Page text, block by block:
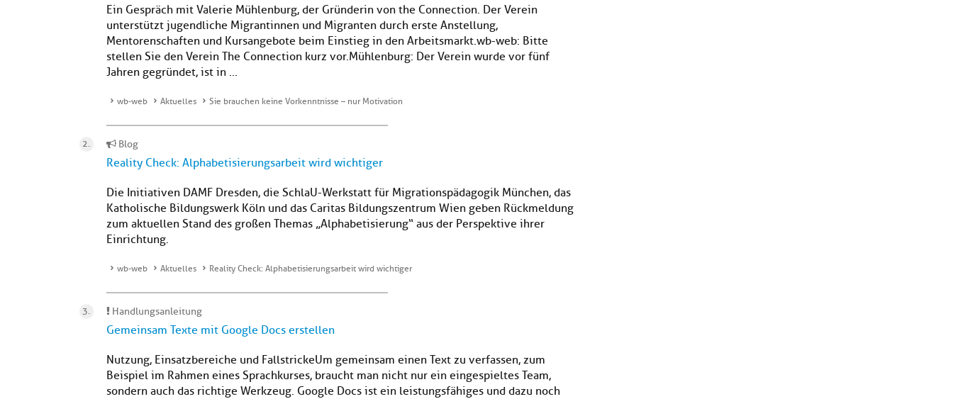
Ein Gespräch mit Valerie Mühlenburg, der Gründerin von the Connection. Der Verein
unterstützt jugendliche Migrantinnen und Migranten durch erste Anstellung,
Mentorenschaften und Kursangebote beim Einstieg in den Arbeitsmarkt.wb-web: Bitte
stellen Sie den Verein The Connection kurz vor.Mühlenburg: Der Verein wurde vor fünf
Jahren gegründet, ist in ...
wb-web Aktuelles Sie brauchen keine Vorkenntnisse – nur Motivation
Blog
Reality Check: Alphabetisierungsarbeit wird wichtiger
Die Initiativen DAMF Dresden, die SchlaU-Werkstatt für Migrationspädagogik München, das
Katholische Bildungswerk Köln und das Caritas Bildungszentrum Wien geben Rückmeldung
zum aktuellen Stand des großen Themas „Alphabetisierung“ aus der Perspektive ihrer
Einrichtung.
wb-web Aktuelles Reality Check: Alphabetisierungsarbeit wird wichtiger
Handlungsanleitung
Gemeinsam Texte mit Google Docs erstellen
Nutzung, Einsatzbereiche und FallstrickeUm gemeinsam einen Text zu verfassen, zum
Beispiel im Rahmen eines Sprachkurses, braucht man nicht nur ein eingespieltes Team,
sondern auch das richtige Werkzeug. Google Docs ist ein leistungsfähiges und dazu noch